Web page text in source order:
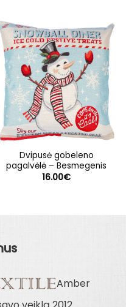
Dvipusė gobeleno
pagalvėlė – Besmegenis
16.00€
Amber